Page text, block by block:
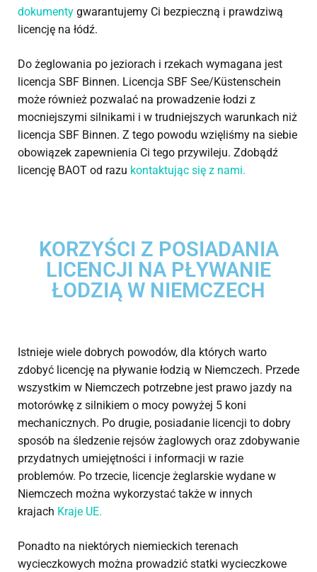
dokumenty gwarantujemy Ci bezpieczną i prawdziwą
licencję na łódź.
Do żeglowania po jeziorach i rzekach wymagana jest
licencja SBF Binnen. Licencja SBF See/Küstenschein
może również pozwalać na prowadzenie łodzi z
mocniejszymi silnikami i w trudniejszych warunkach niż
licencja SBF Binnen. Z tego powodu wzięliśmy na siebie
obowiązek zapewnienia Ci tego przywileju. Zdobądź
licencję BAOT od razu kontaktując się z nami.
KORZYŚCI Z POSIADANIA
LICENCJI NA PŁYWANIE
ŁODZIĄ W NIEMCZECH
Istnieje wiele dobrych powodów, dla których warto
zdobyć licencję na pływanie łodzią w Niemczech. Przede
wszystkim w Niemczech potrzebne jest prawo jazdy na
motorówkę z silnikiem o mocy powyżej 5 koni
mechanicznych. Po drugie, posiadanie licencji to dobry
sposób na śledzenie rejsów żaglowych oraz zdobywanie
przydatnych umiejętności i informacji w razie
problemów. Po trzecie, licencje żeglarskie wydane w
Niemczech można wykorzystać także w innych
krajach Kraje UE.
Ponadto na niektórych niemieckich terenach
wycieczkowych można prowadzić statki wycieczkowe